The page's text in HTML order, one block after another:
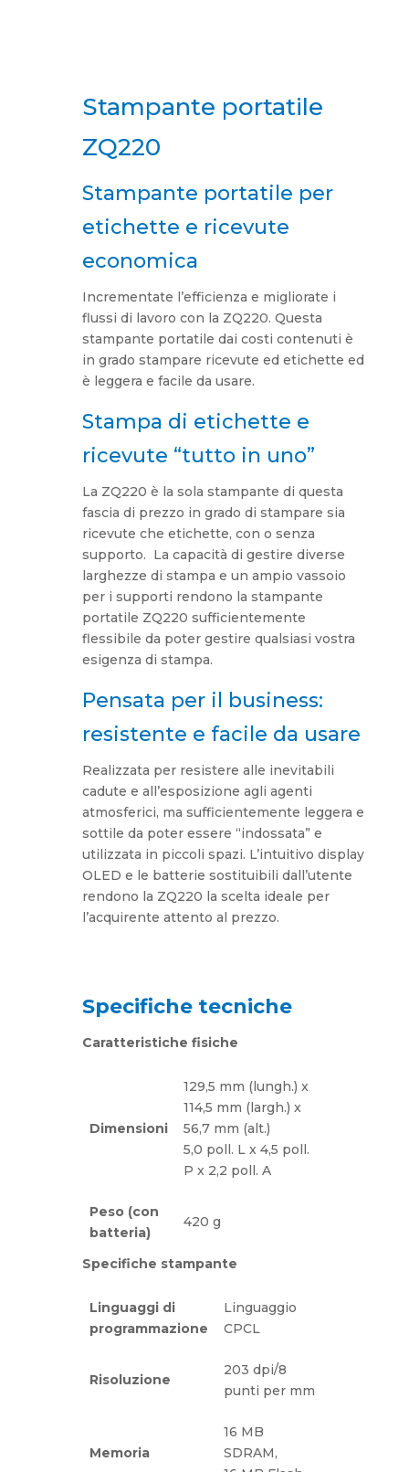
Stampante portatile
ZQ220
Stampante portatile per
etichette e ricevute
economica
Incrementate l’efficienza e migliorate i
flussi di lavoro con la ZQ220. Questa
stampante portatile dai costi contenuti è
in grado stampare ricevute ed etichette ed
è leggera e facile da usare.
Stampa di etichette e
ricevute “tutto in uno”
La ZQ220 è la sola stampante di questa
fascia di prezzo in grado di stampare sia
ricevute che etichette, con o senza
supporto. La capacità di gestire diverse
larghezze di stampa e un ampio vassoio
per i supporti rendono la stampante
portatile ZQ220 sufficientemente
flessibile da poter gestire qualsiasi vostra
esigenza di stampa.
Pensata per il business:
resistente e facile da usare
Realizzata per resistere alle inevitabili
cadute e all’esposizione agli agenti
atmosferici, ma sufficientemente leggera e
sottile da poter essere “indossata” e
utilizzata in piccoli spazi. L’intuitivo display
OLED e le batterie sostituibili dall’utente
rendono la ZQ220 la scelta ideale per
l’acquirente attento al prezzo.
Specifiche tecniche
Caratteristiche fisiche
Dimensioni
129,5 mm (lungh.) x
114,5 mm (largh.) x
56,7 mm (alt.)
5,0 poll. L x 4,5 poll.
P x 2,2 poll. A
Peso (con
batteria)
420 g
Specifiche stampante
Linguaggi di
programmazione
Linguaggio
CPCL
Risoluzione
203 dpi/8
punti per mm
Memoria
16 MB
SDRAM,